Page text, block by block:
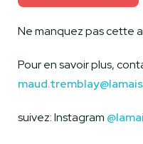
Ne manquez pas cette
Pour en savoir plus,
suivez: Instagram